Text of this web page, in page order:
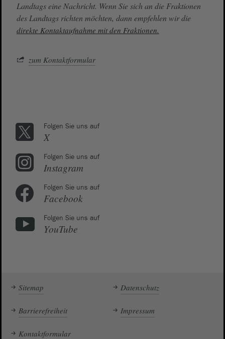
Landtags eine Nachricht. Wenn Sie sich an die Fraktionen
des Landtags richten möchten, dann empfehlen wir die
direkte Kontaktaufnahme mit den Fraktionen.
zum Kontaktformular
Folgen Sie uns auf
X
Folgen Sie uns auf
Instagram
Folgen Sie uns auf
Facebook
Folgen Sie uns auf
YouTube
Sitemap Datenschutz
Barrierefreiheit Impressum
Kontaktformular